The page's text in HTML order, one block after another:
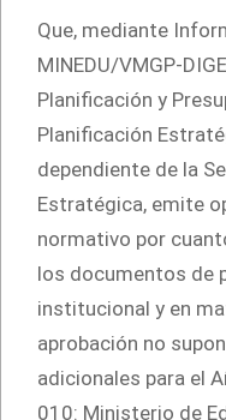
Que, mediante
MINEDU/VMGP-
Planificación y
Planificación
dependiente de la
Estratégica, emite
normativo por
los documentos de
institucional y en
aprobación no
adicionales para el
010: Ministerio de